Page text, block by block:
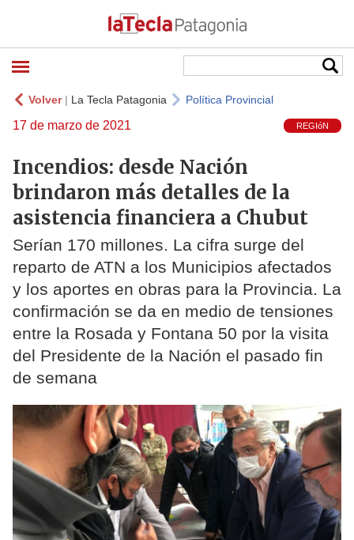
Volver| La Tecla Patagonia Política Provincial
17 de marzo de 2021 REGIóN
Incendios: desde Nación
brindaron más detalles de la
asistencia financiera a Chubut
Serían 170 millones. La cifra surge del
reparto de ATN a los Municipios afectados
y los aportes en obras para la Provincia. La
confirmación se da en medio de tensiones
entre la Rosada y Fontana 50 por la visita
del Presidente de la Nación el pasado fin
de semana